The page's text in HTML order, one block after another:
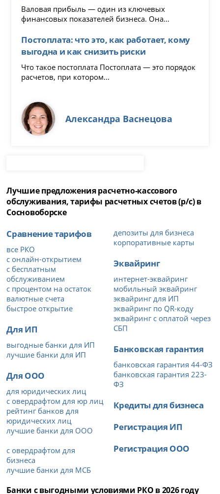
Валовая прибыль — один из ключевых
финансовых показателей бизнеса. Она...
Постоплата: что это, как работает, кому
выгодна и как снизить риски
Что такое постоплата Постоплата — это порядок
расчетов, при котором...
Александра Васнецова
Лучшие предложения расчетно-кассового
обслуживания, тарифы расчетных счетов (р/с) в
Сосновоборске
Сравнение тарифов
все РКО
с онлайн-открытием
с бесплатным
обслуживанием
с процентом на остаток
валютные счета
быстрое открытие
Для ИП
выгодные банки для ИП
лучшие банки для ИП
Для ООО
для юридических лиц
с овердрафтом для юр лиц
рейтинг банков для
юридических лиц
лучшие банки для ООО
с овердрафтом для
бизнеса
лучшие банки для МСБ
депозиты для бизнеса
корпоративные карты
Эквайринг
интернет-эквайринг
мобильный эквайринг
эквайринг для ИП
эквайринг по QR-коду
эквайринг с оплатой через
СБП
Банковская гарантия
банковская гарантия 44-ФЗ
банковская гарантия 223-
ФЗ
Кредиты для бизнеса
Регистрация ИП
Регистрация ООО
Банки с выгодными условиями РКО в 2026 году